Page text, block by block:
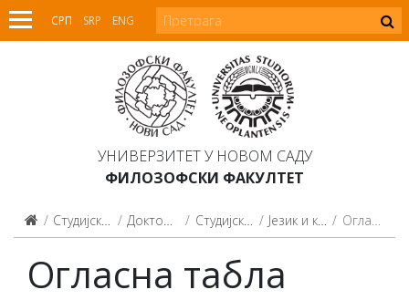
СРП SRP ENG
УНИВЕРЗИТЕТ У НОВОМ САДУ
ФИЛОЗОФСКИ ФАКУЛТЕТ
Студијски програми Докторске студије Студијски програми Језик и књижевност Огласна табла
Огласна табла